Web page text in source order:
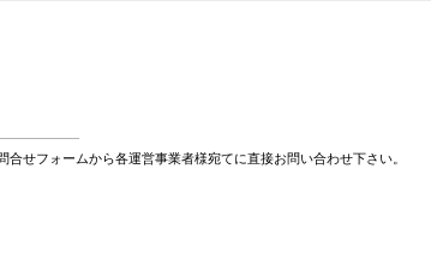
せフォームから各運営事業者様宛てに直接お問い合わせ下さい。